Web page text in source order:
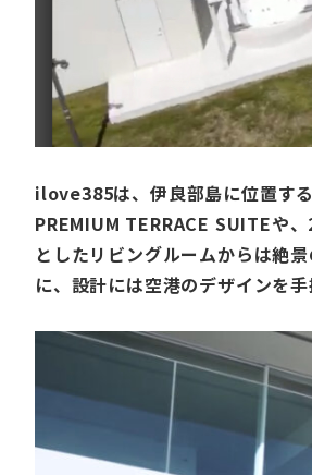
ilove385は、伊良部島に位置す
PREMIUM TERRACE SUITEや
としたリビングルームからは絶
に、設計には空港のデザインを